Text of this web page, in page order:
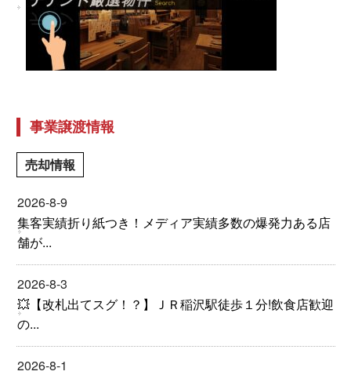
事業譲渡情報
売却情報
2026-8-9
集客実績折り紙つき！メディア実績多数の爆発力ある店
舗が...
2026-8-3
💥【改札出てスグ！？】ＪＲ稲沢駅徒歩１分!飲食店歓迎
の...
2026-8-1